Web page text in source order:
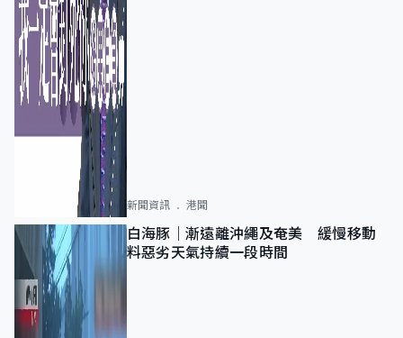
新聞資訊 港聞
白海豚｜漸遠離沖繩及奄美 緩慢移動
料惡劣天氣持續一段時間